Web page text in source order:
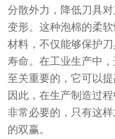
分散外力，降低刀具
变形。这种泡棉的柔
材料，不仅能够保护
寿命。在工业生产中
至关重要的，它可以
因此，在生产制造过
非常必要的，只有这
的双赢。